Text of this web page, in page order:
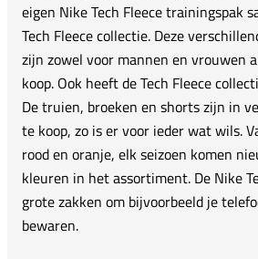
eigen Nike Tech Fleece trainingspak
Tech Fleece collectie. Deze
zijn zowel voor mannen en vrouwen
koop. Ook heeft de Tech Fleece
De truien, broeken en shorts zijn in
te koop, zo is er voor ieder wat wils.
rood en oranje, elk seizoen komen
kleuren in het assortiment. De Nike
grote zakken om bijvoorbeeld je
bewaren.